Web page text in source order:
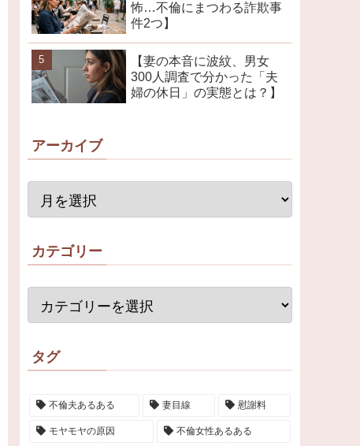
怖…不倫にまつわる詐欺事
件2つ】
【妻の本音に波紋、男女
300人調査で分かった「夫
婦の休日」の実態とは？】
アーカイブ
カテゴリー
タグ
不倫夫あるある 妻目線 慰謝料
モヤモヤの原因 不倫女性あるある